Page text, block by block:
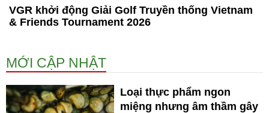
VGR khởi động Giải Golf Truyền thống Vietnam
& Friends Tournament 2026
MỚI CẬP NHẬT
Loại thực phẩm ngon
miệng nhưng âm thầm gây